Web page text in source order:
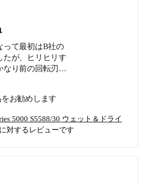
って最初はB社の
たが、ヒリヒリす
なり前の回転刃の
それだとあま
た。 これも深
に。 旅行用
購入しまだ使って
は結構剃れるの
水洗で済むので
お勧めします
5000 S5588/30 ウェット＆ドライ
に対するレビューです